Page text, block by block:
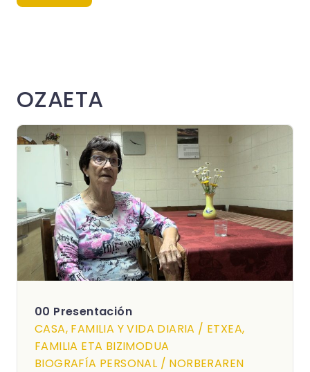
OZAETA
00 Presentación
CASA, FAMILIA Y VIDA DIARIA / ETXEA,
FAMILIA ETA BIZIMODUA
BIOGRAFÍA PERSONAL / NORBERAREN